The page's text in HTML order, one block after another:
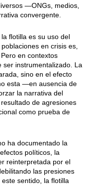
—ONGs, medios,
convergente.
flotilla es su uso del
en crisis es,
en contextos
ser instrumentalizado. La
sino en el efecto
esta —en ausencia de
la narrativa del
de agresiones
como prueba de
ha documentado la
políticos, la
reinterpretada por el
las presiones
sentido, la flotilla